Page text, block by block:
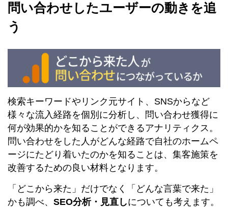
問い合わせしたユーザーの動きを追
う
検索キーワードやリンク元サイト、SNSからなど
様々な流入経路を個別に分析し、問い合わせ獲得に
何が効果的かを知ることができるアナリティクス。
問い合わせをした人がどんな経路で自社のホームペ
ージにたどり着いたのかを知ることは、集客施策を
改善するための良い材料となります。
「どこから来た」だけでなく「どんな言葉で来た」
かも調べ、 SEO分析・見直しについても考えます。